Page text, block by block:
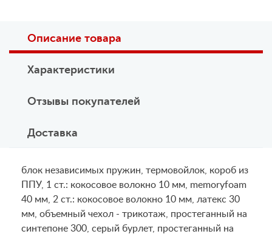
Описание товара
Характеристики
Отзывы покупателей
Доставка
блок независимых пружин, термовойлок, короб из
ППУ, 1 ст.: кокосовое волокно 10 мм, memoryfoam
40 мм, 2 ст.: кокосовое волокно 10 мм, латекс 30
мм, объемный чехол - трикотаж, простеганный на
синтепоне 300, серый бурлет, простеганный на